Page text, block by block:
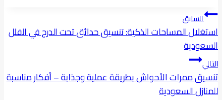
تصفّح
المقالات
السابق
استغلال المساحات الذكية: تنسيق حدائق تحت الدرج في الفلل
السعودية
التالي
تنسيق ممرات الأحواش بطريقة عملية وجذابة – أفكار مناسبة
للمنازل السعودية